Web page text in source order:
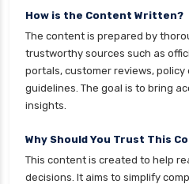
cignattk health
insurance
cignattk health
insurance
cignattk health insurance
cignattk health
insurance
How is the Content Written?
The content is prepared by
trustworthy sources such as
portals, customer reviews, policy
guidelines. The goal is to bring
insights.
Why Should You Trust This
This content is created to help
decisions. It aims to simplify